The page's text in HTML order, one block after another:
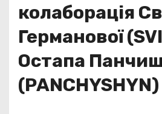
колаборація
Германової
Остапа
(PANCHYSHYN)